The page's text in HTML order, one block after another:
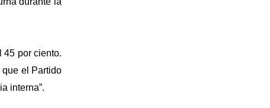
45 por ciento.
el Partido
interna”.